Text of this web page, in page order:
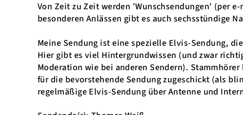
Von Zeit zu Zeit werden 'Wunschsendungen' (per
besonderen Anlässen gibt es auch sechsstündige
Meine Sendung ist eine spezielle Elvis-Sendung,
Hier gibt es viel Hintergrundwissen (und zwar
Moderation wie bei anderen Sendern).
für die bevorstehende Sendung zugeschickt (als
regelmäßige Elvis-Sendung über Antenne und